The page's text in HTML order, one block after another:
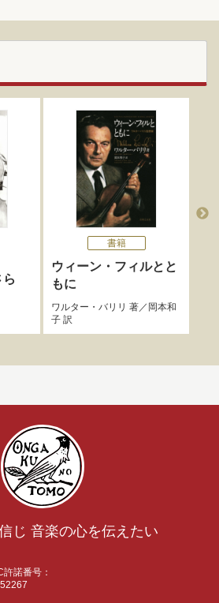
ら
書籍
ウィーン・フィルとと
もに
ワルター・バリリ 著／ 岡本和
子訳
じ 音楽の心を伝えたい
諾番号：